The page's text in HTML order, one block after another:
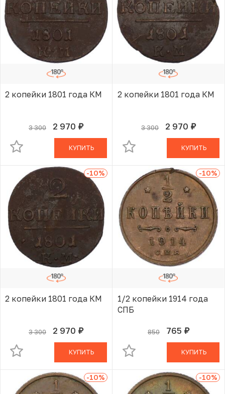
2 копейки 1801 года КМ
3 300 2 970 руб.
В КОРЗИНЕ
КУПИТЬ
2 копейки 1801 года КМ
3 300 2 970 руб.
В КОРЗИНЕ
КУПИТЬ
-10%
2 копейки 1801 года КМ
3 300 2 970 руб.
В КОРЗИНЕ
КУПИТЬ
-10%
1/2 копейки 1914 года
СПБ
850 765 руб.
В КОРЗИНЕ
КУПИТЬ
-10% -10%